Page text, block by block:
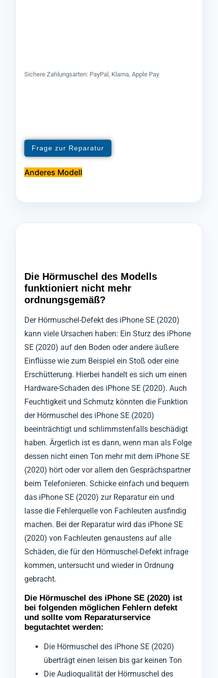
Sichere Zahlungsarten: PayPal, Klarna, Apple Pay
Frage zur Reparatur
Anderes Modell
Die Hörmuschel des Modells
funktioniert nicht mehr
ordnungsgemäß?
Der Hörmuschel-Defekt des iPhone SE (2020)
kann viele Ursachen haben: Ein Sturz des iPhone
SE (2020) auf den Boden oder andere äußere
Einflüsse wie zum Beispiel ein Stoß oder eine
Erschütterung. Hierbei handelt es sich um einen
Hardware-Schaden des iPhone SE (2020). Auch
Feuchtigkeit und Schmutz könnten die Funktion
der Hörmuschel des iPhone SE (2020)
beeinträchtigt und schlimmstenfalls beschädigt
haben. Ärgerlich ist es dann, wenn man als Folge
dessen nicht einen Ton mehr mit dem iPhone SE
(2020) hört oder vor allem den Gesprächspartner
beim Telefonieren. Schicke einfach und bequem
das iPhone SE (2020) zur Reparatur ein und
lasse die Fehlerquelle von Fachleuten ausfindig
machen. Bei der Reparatur wird das iPhone SE
(2020) von Fachleuten genaustens auf alle
Schäden, die für den Hörmuschel-Defekt infrage
kommen, untersucht und wieder in Ordnung
gebracht.
Die Hörmuschel des iPhone SE (2020) ist
bei folgenden möglichen Fehlern defekt
und sollte vom Reparaturservice
begutachtet werden:
Die Hörmuschel des iPhone SE (2020)
überträgt einen leisen bis gar keinen Ton
Die Audioqualität der Hörmuschel des